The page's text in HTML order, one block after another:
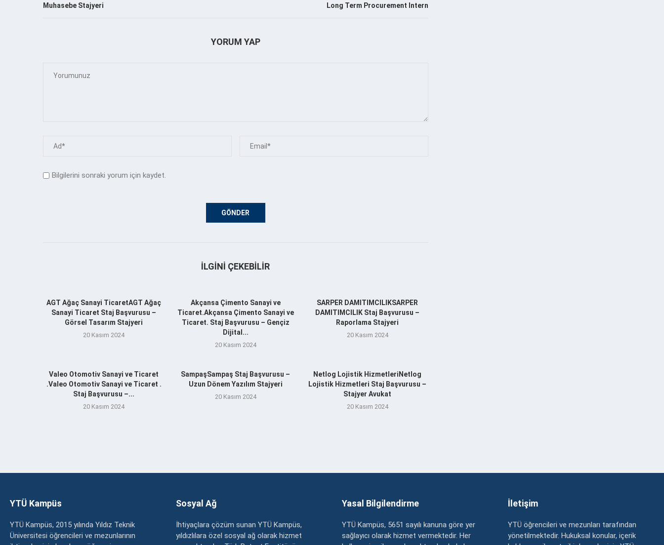
Muhasebe Stajyeri Long Term Procurement Intern
YORUM YAP
Bilgilerini sonraki yorum için kaydet.
İLGINI ÇEKEBILIR
AGT Ağaç Sanayi TicaretAGT Ağaç
Sanayi Ticaret Staj Başvurusu –
Görsel Tasarım Stajyeri
20 Kasım 2024
Akçansa Çimento Sanayi ve
Ticaret.Akçansa Çimento Sanayi ve
Ticaret. Staj Başvurusu – Gençiz
Dijital...
20 Kasım 2024
SARPER DAMITIMCILIKSARPER
DAMITIMCILIK Staj Başvurusu –
Raporlama Stajyeri
20 Kasım 2024
Valeo Otomotiv Sanayi ve Ticaret
.Valeo Otomotiv Sanayi ve Ticaret .
Staj Başvurusu –...
20 Kasım 2024
SampaşSampaş Staj Başvurusu –
Uzun Dönem Yazılım Stajyeri
20 Kasım 2024
Netlog Lojistik HizmetleriNetlog
Lojistik Hizmetleri Staj Başvurusu –
Stajyer Avukat
20 Kasım 2024
YTÜ Kampüs
YTÜ Kampüs, 2015 yılında Yıldız Teknik
Üniversitesi öğrencileri ve mezunlarının
Sosyal Ağ
İhtiyaçlara çözüm sunan YTÜ Kampüs,
yıldızlılara özel sosyal ağ olarak hizmet
Yasal Bilgilendirme
YTÜ Kampüs, 5651 sayılı kanuna göre yer
sağlayıcı olarak hizmet vermektedir. Her
İletişim
YTÜ öğrencileri ve mezunları tarafından
yönetilmektedir. Hukuksal konular, içerik